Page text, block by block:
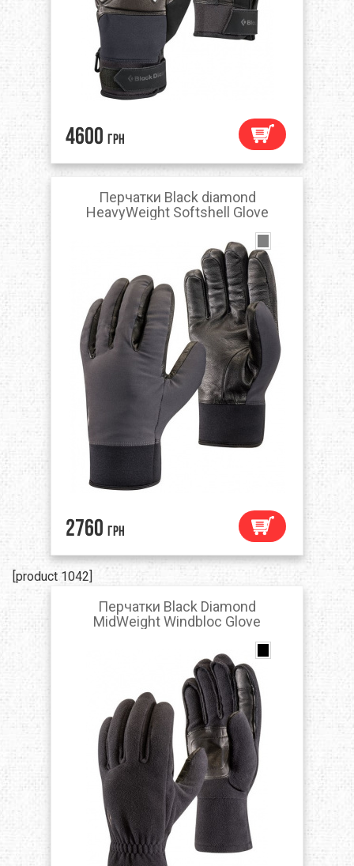
4600 грн
Перчатки Black diamond
HeavyWeight Softshell Glove
2760 грн
[product 1042]
Перчатки Black Diamond
MidWeight Windbloc Glove